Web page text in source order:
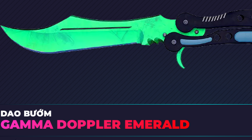
DAO BƯỚM
GAMMA DOPPLER EMERALD